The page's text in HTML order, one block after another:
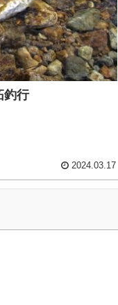
釣行
2024.03.17